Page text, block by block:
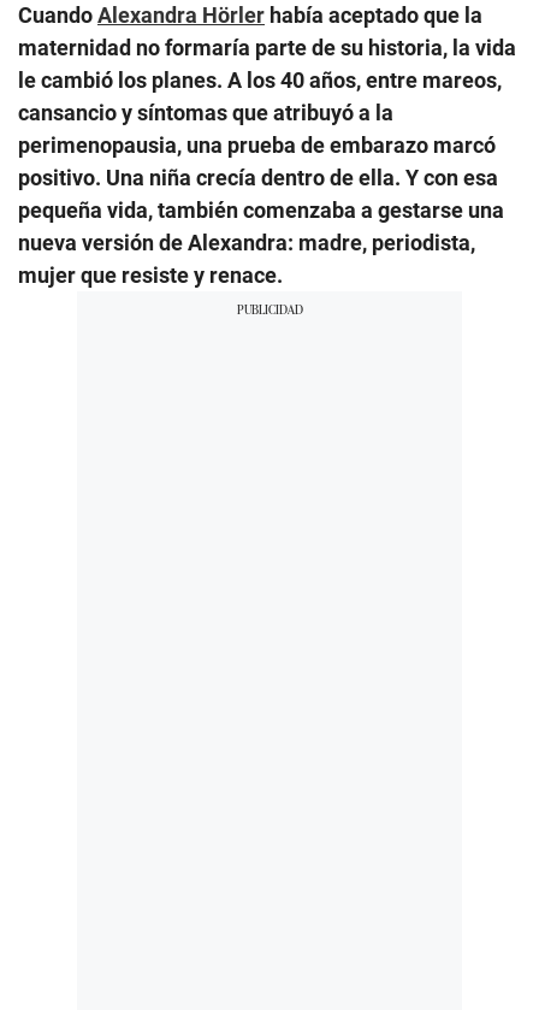
CuandoAlexandra Hörler había aceptado que la
maternidad no formaría parte de su historia, la vida
le cambió los planes. A los 40 años, entre mareos,
cansancio y síntomas que atribuyó a la
perimenopausia, una prueba de embarazo marcó
positivo. Una niña crecía dentro de ella. Y con esa
pequeña vida, también comenzaba a gestarse una
nueva versión de Alexandra: madre, periodista,
mujer que resiste y renace.